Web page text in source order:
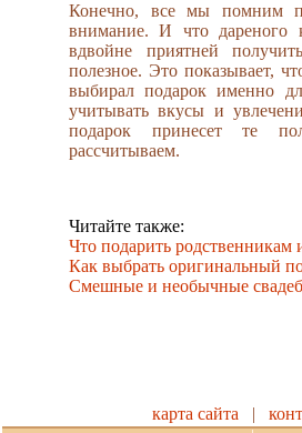
Конечно, все мы помним
внимание. И что дареного
вдвойне приятней
полезное. Это показывает,
выбирал подарок именно
учитывать вкусы и
подарок принесет те
рассчитываем.
Читайте также:
Что подарить
Как выбрать оригинальный
Смешные и необычные
карта сайта |